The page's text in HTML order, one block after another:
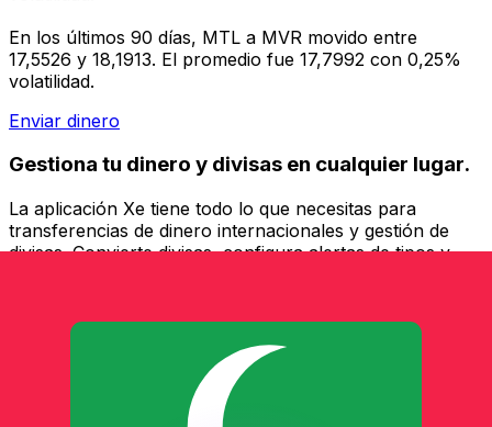
En los últimos 90 días, MTL a MVR movido entre
17,5526 y 18,1913. El promedio fue 17,7992 con 0,25%
volatilidad.
Enviar dinero
Gestiona tu dinero y divisas en cualquier lugar.
La aplicación Xe tiene todo lo que necesitas para
transferencias de dinero internacionales y gestión de
divisas. Convierte divisas, configura alertas de tipos y